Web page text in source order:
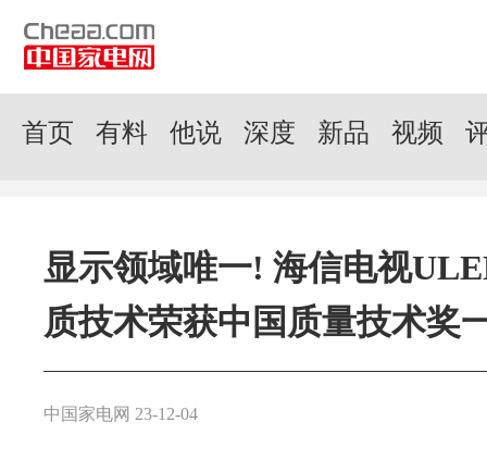
首页 有料 他说 深度 新品 视频
显示领域唯一! 海信电视
质技术荣获中国质量技术奖
中国家电网 23-12-04